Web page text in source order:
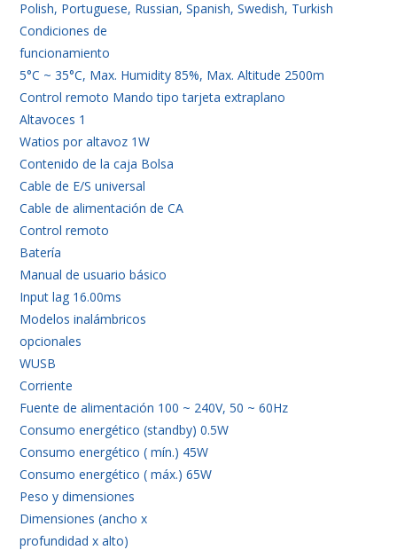
Polish, Portuguese, Russian, Spanish, Swedish, Turkish
Condiciones de
funcionamiento
5°C ~ 35°C, Max. Humidity 85%, Max. Altitude 2500m
Control remoto Mando tipo tarjeta extraplano
Altavoces 1
Watios por altavoz 1W
Contenido de la caja Bolsa
Cable de E/S universal
Cable de alimentación de CA
Control remoto
Batería
Manual de usuario básico
Input lag 16.00ms
Modelos inalámbricos
opcionales
WUSB
Corriente
Fuente de alimentación 100 ~ 240V, 50 ~ 60Hz
Consumo energético (standby) 0.5W
Consumo energético ( mín.) 45W
Consumo energético ( máx.) 65W
Peso y dimensiones
Dimensiones (ancho x
profundidad x alto)